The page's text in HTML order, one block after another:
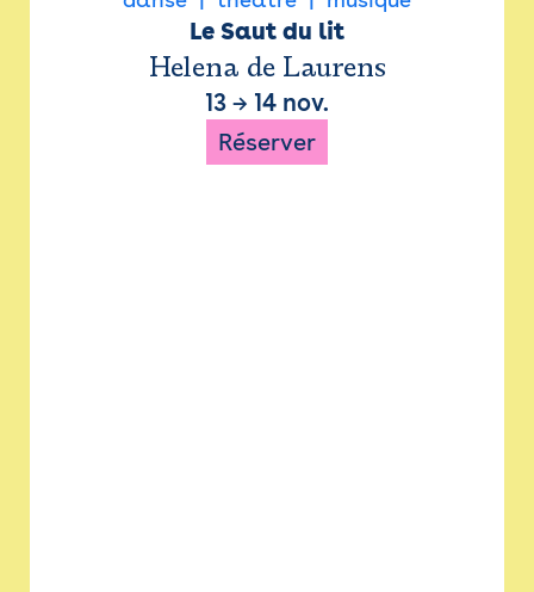
Le Saut du lit
Helena de Laurens
13 → 14 nov.
Réserver